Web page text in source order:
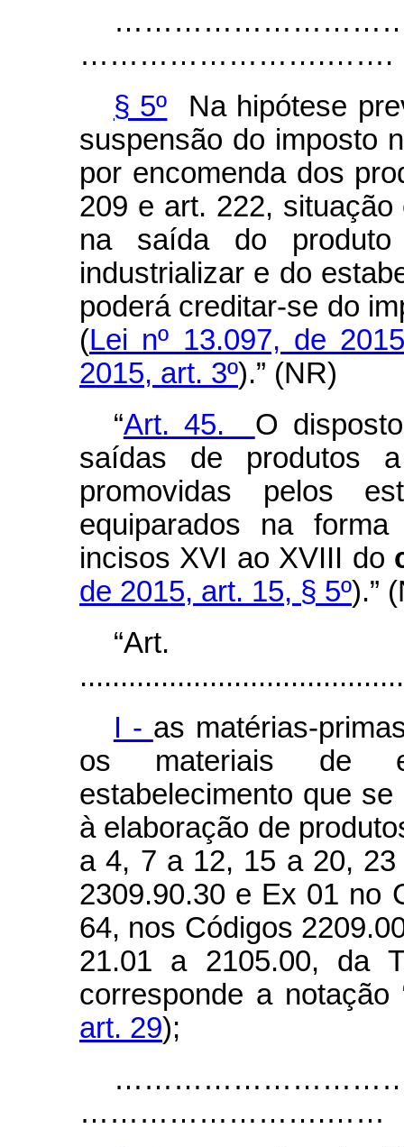
…………………….…….
§ 5º Na hipótese
suspensão do imposto
por encomenda dos
209 e art. 222,
na saída do
industrializar e do
poderá creditar-se do
(Lei nº 13.097, de
2015, art. 3º).” (NR)
“Art. 45. O
saídas de produtos
promovidas pelos
equiparados na
incisos XVI ao XVIII do
de 2015, art. 15, § 5º).”
I - as matérias-
os materiais de
estabelecimento que
à elaboração de
a 4, 7 a 12, 15 a 20,
2309.90.30 e Ex 01 no
64, nos Códigos
21.01 a 2105.00, da
corresponde a notação
art. 29);
…………………….……